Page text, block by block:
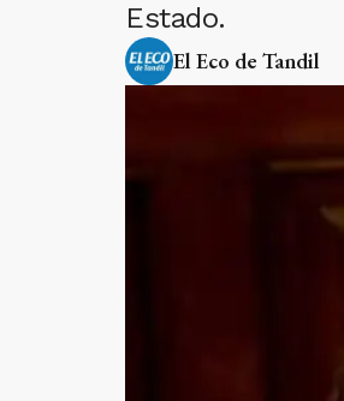
Estado.
El Eco de Tandil